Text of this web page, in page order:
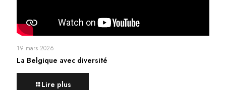
19 mars 2026
La Belgique avec diversité
Lire plus